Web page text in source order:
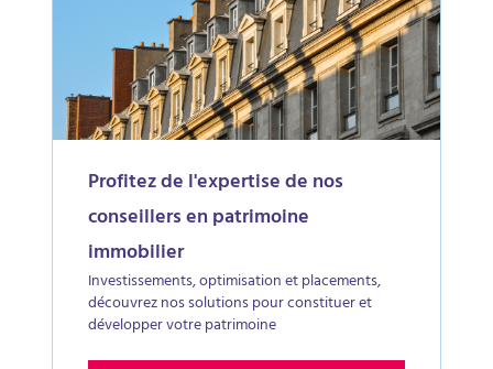
Profitez de l'expertise de nos
conseillers en patrimoine
immobilier
Investissements, optimisation et placements,
découvrez nos solutions pour constituer et
développer votre patrimoine